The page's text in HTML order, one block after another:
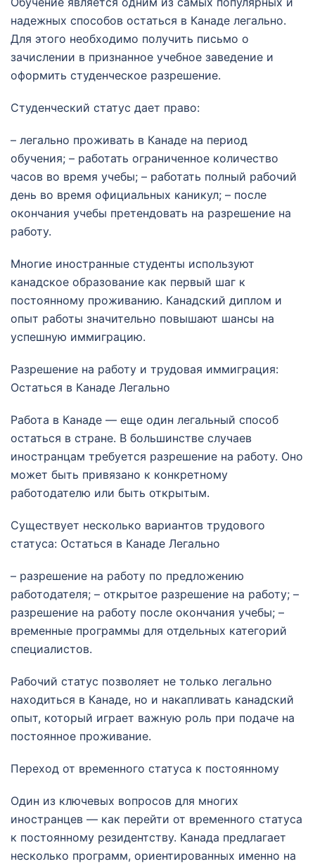
надежных способов остаться в Канаде легально.
Для этого необходимо получить письмо о
зачислении в признанное учебное заведение и
оформить студенческое разрешение.
Студенческий статус дает право:
– легально проживать в Канаде на период
обучения; – работать ограниченное количество
часов во время учебы; – работать полный рабочий
день во время официальных каникул; – после
окончания учебы претендовать на разрешение на
работу.
Многие иностранные студенты используют
канадское образование как первый шаг к
постоянному проживанию. Канадский диплом и
опыт работы значительно повышают шансы на
успешную иммиграцию.
Разрешение на работу и трудовая иммиграция:
Остаться в Канаде Легально
Работа в Канаде — еще один легальный способ
остаться в стране. В большинстве случаев
иностранцам требуется разрешение на работу. Оно
может быть привязано к конкретному
работодателю или быть открытым.
Существует несколько вариантов трудового
статуса: Остаться в Канаде Легально
– разрешение на работу по предложению
работодателя; – открытое разрешение на работу; –
разрешение на работу после окончания учебы; –
временные программы для отдельных категорий
специалистов.
Рабочий статус позволяет не только легально
находиться в Канаде, но и накапливать канадский
опыт, который играет важную роль при подаче на
постоянное проживание.
Переход от временного статуса к постоянному
Один из ключевых вопросов для многих
иностранцев — как перейти от временного статуса
к постоянному резидентству. Канада предлагает
несколько программ, ориентированных именно на